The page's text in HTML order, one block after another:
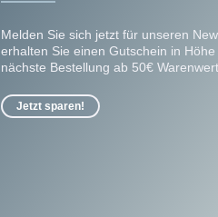
Melden Sie sich jetzt für unseren
erhalten Sie einen Gutschein in
nächste Bestellung ab 50€ Warenwert.
Jetzt sparen!